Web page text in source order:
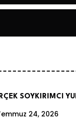
SOYKIRIMCI
24, 2026